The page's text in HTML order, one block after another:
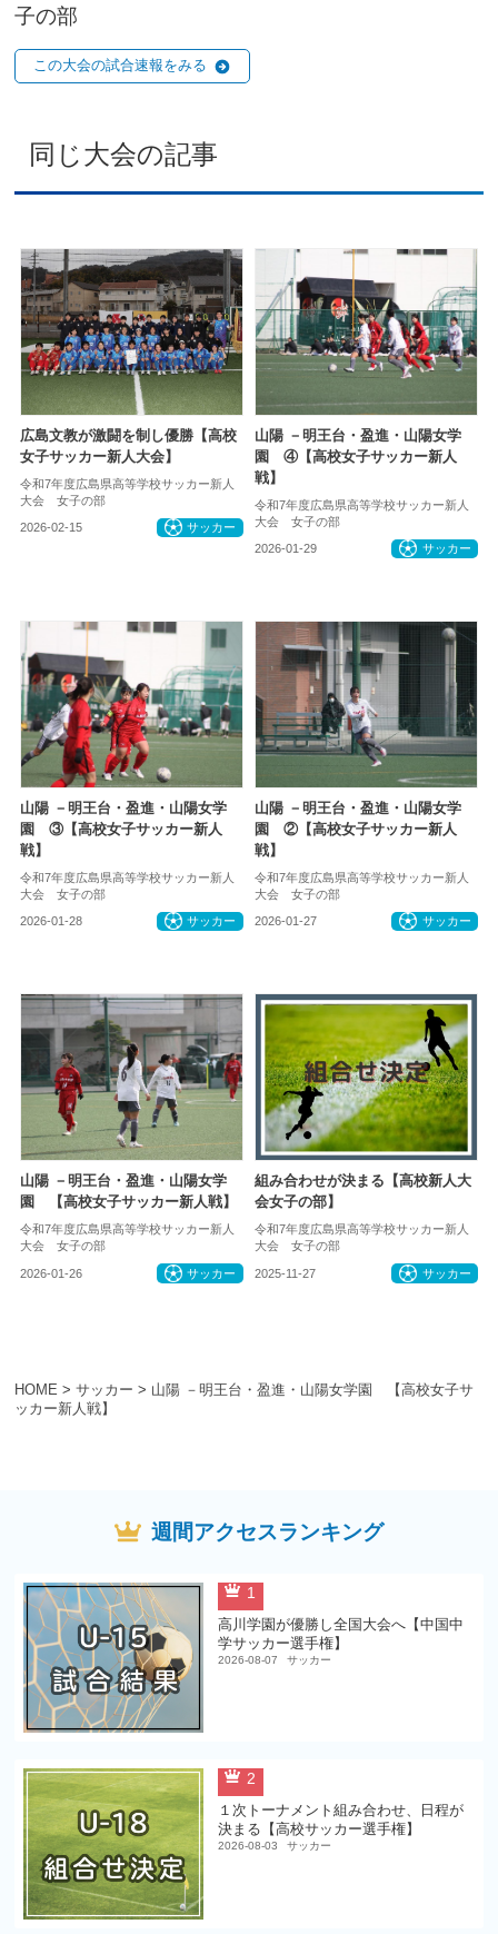
HOME > サッカー > 山陽 －明王台・盈進・山陽女学園 【高校女子サ
ッカー新人戦】
子の部
この大会の試合速報をみる
同じ大会の記事
広島文教が激闘を制し優勝【高校
女子サッカー新人大会】
令和7年度広島県高等学校サッカー新人
大会 女子の部
2026-02-15 サッカー
山陽 －明王台・盈進・山陽女学
園 ④【高校女子サッカー新人
戦】
令和7年度広島県高等学校サッカー新人
大会 女子の部
2026-01-29 サッカー
山陽 －明王台・盈進・山陽女学
園 ③【高校女子サッカー新人
戦】
令和7年度広島県高等学校サッカー新人
大会 女子の部
2026-01-28 サッカー
山陽 －明王台・盈進・山陽女学
園 ②【高校女子サッカー新人
戦】
令和7年度広島県高等学校サッカー新人
大会 女子の部
2026-01-27 サッカー
山陽 －明王台・盈進・山陽女学
園 【高校女子サッカー新人戦】
令和7年度広島県高等学校サッカー新人
大会 女子の部
2026-01-26 サッカー
組み合わせが決まる【高校新人大
会女子の部】
令和7年度広島県高等学校サッカー新人
大会 女子の部
2025-11-27 サッカー
週間アクセスランキング
1
高川学園が優勝し全国大会へ【中国中
学サッカー選手権】
2026-08-07 サッカー
2
１次トーナメント組み合わせ、日程が
決まる【高校サッカー選手権】
2026-08-03 サッカー